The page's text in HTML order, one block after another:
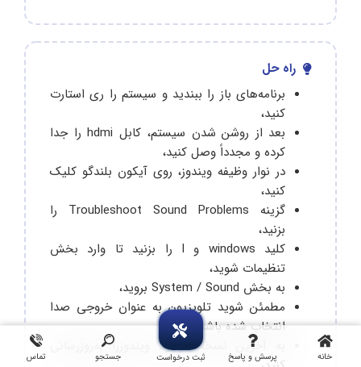
خانه پرسش و پاسخ ثبت درخواست جستجو تماس
راه حل
برنامه‌های باز را ببندید و سیستم را ری استارت
کنید،
بعد از روشن شدن سیستم، کابل hdmi را جدا
کرده و مجدداً وصل کنید،
در نوار وظیفه ویندوز، روی آیکون بلندگو کلیک
کنید،
گزینه Troubleshoot Sound Problems را
بزنید،
کلید windows و I را بزنید تا وارد بخش
تنظیمات شوید،
به بخش System / Sound بروید،
مطمئن ‌شوید تلویزیون به عنوان‌ خر‌وجی ‌صدا
انتخاب شده باشد،
به آخرین نسخه موجود ویندوز‌را به‌روزرسانی